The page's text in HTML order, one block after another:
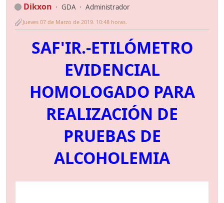
Dikxon GDA Administrador
Jueves 07 de Marzo de 2019. 10:48 horas.
SAF'IR.-ETILÓMETRO
EVIDENCIAL
HOMOLOGADO PARA
REALIZACIÓN DE
PRUEBAS DE
ALCOHOLEMIA